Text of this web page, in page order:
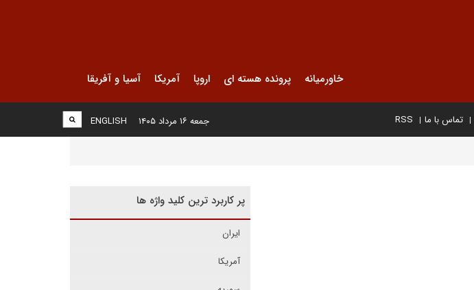
خاورمیانه پرونده هسته ای اروپا آمریکا آسیا و آفریقا
تماس با ما RSS
ENGLISH جمعه ۱۶ مرداد ۱۴۰۵
پر کاربرد ترین کلید واژه ها
ایران
آمریکا